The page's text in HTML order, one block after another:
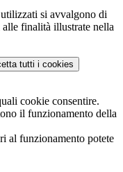
si avvalgono di
finalità illustrate nella
tutti i cookies
cookie consentire.
il funzionamento della
al funzionamento potete